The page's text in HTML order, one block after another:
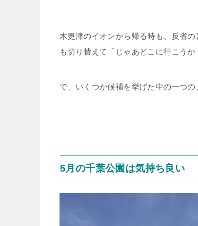
木更津のイオンから帰る時も、反省
も切り替えて「じゃあどこに行こうか
で、いくつか候補を挙げた中の一つの
5月の千葉公園は気持ち良い